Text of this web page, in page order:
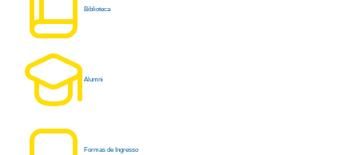
Biblioteca
Alumni
Formas de Ingresso